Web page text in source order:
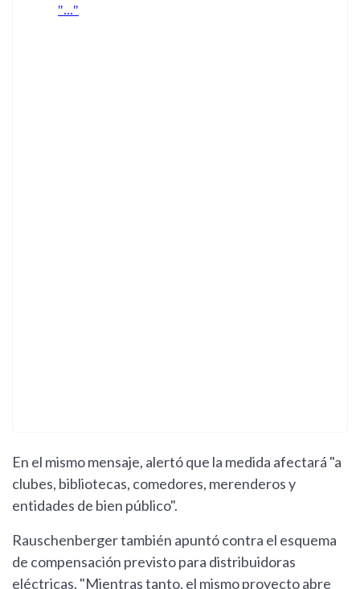
En el mismo mensaje, alertó que la medida afectará "a
clubes, bibliotecas, comedores, merenderos y
entidades de bien público".
Rauschenberger también apuntó contra el esquema
de compensación previsto para distribuidoras
eléctricas. "Mientras tanto, el mismo proyecto abre